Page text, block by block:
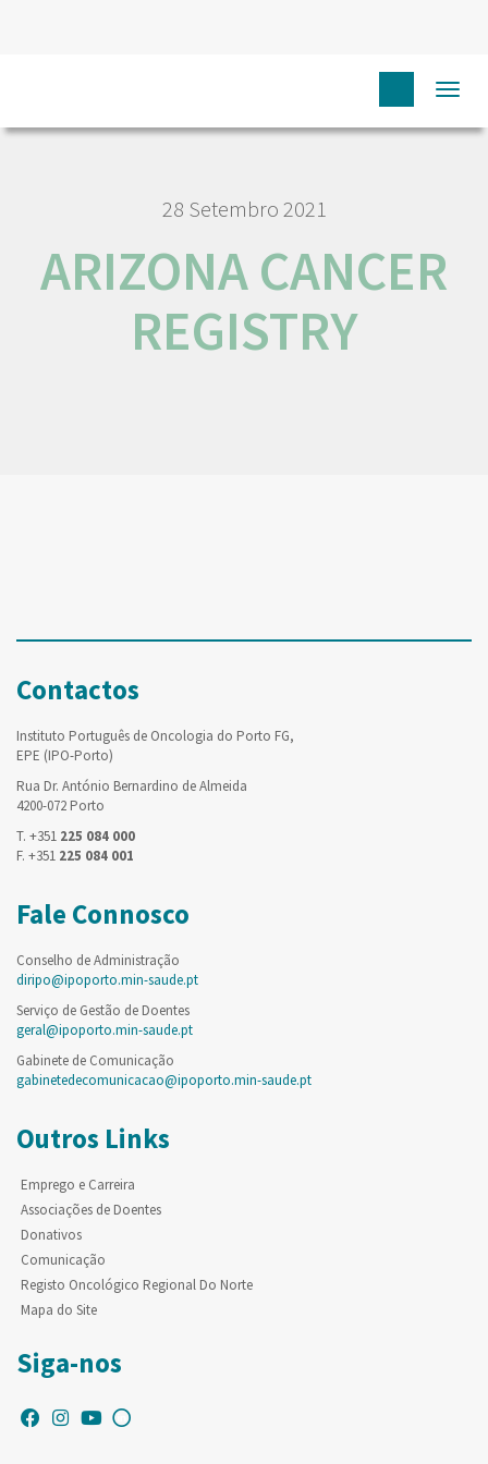
28 Setembro 2021
ARIZONA CANCER
REGISTRY
Contactos
Instituto Português de Oncologia do Porto FG,
EPE (IPO-Porto)
Rua Dr. António Bernardino de Almeida
4200-072 Porto
T. +351 225 084 000
F. +351 225 084 001
Fale Connosco
Conselho de Administração
diripo@ipoporto.min-saude.pt
Serviço de Gestão de Doentes
geral@ipoporto.min-saude.pt
Gabinete de Comunicação
gabinetedecomunicacao@ipoporto.min-saude.pt
Outros Links
Emprego e Carreira
Associações de Doentes
Donativos
Comunicação
Registo Oncológico Regional Do Norte
Mapa do Site
Siga-nos